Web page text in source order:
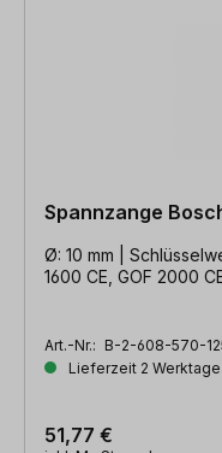
Spannzange
Ø: 10 mm |
1600 CE, GOF 2000
Art.-Nr.: B-2-608-570-
Lieferzeit 2 Werktage
51,77 €